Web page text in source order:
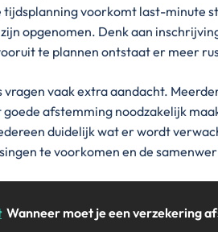
tijdsplanning voorkomt last-minute
opgenomen. Denk aan
te plannen ontstaat er meer
vragen vaak extra aandacht.
afstemming noodzakelijk
duidelijk wat er wordt
te voorkomen en de
Wanneer moet je een verzekering